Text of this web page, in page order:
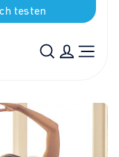
testen